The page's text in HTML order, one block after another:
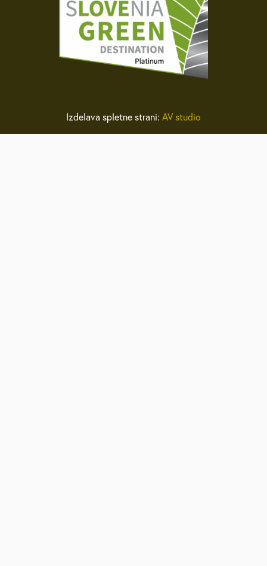
Izdelava spletne strani: AV studio